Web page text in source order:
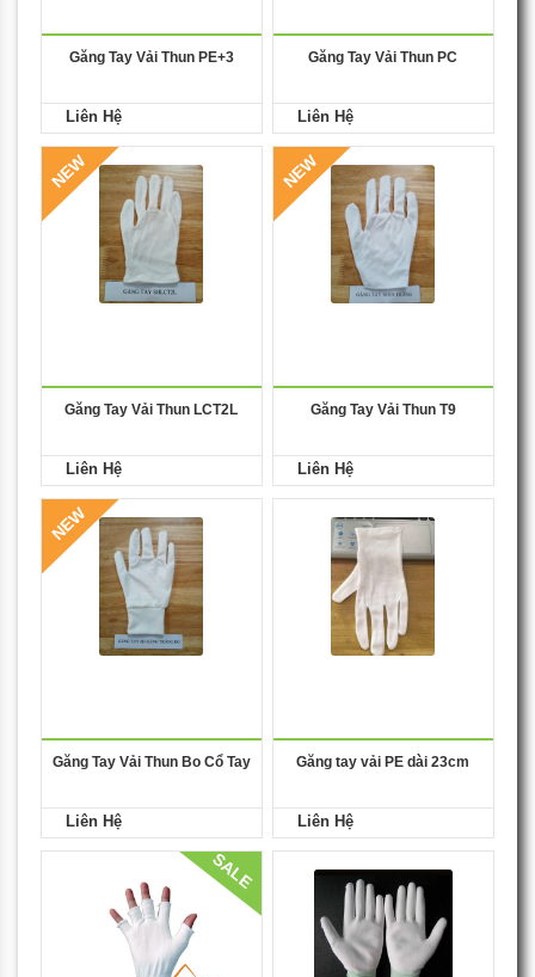
Găng Tay Vải Thun PE+3
Liên Hệ
Găng Tay Vải Thun PC
Liên Hệ
NEW
Găng Tay Vải Thun LCT2L
Liên Hệ
NEW
Găng Tay Vải Thun T9
Liên Hệ
NEW
Găng Tay Vải Thun Bo Cổ Tay
Liên Hệ
Găng tay vải PE dài 23cm
Liên Hệ
SALE